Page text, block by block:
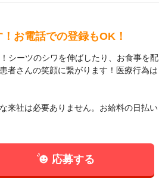
お電話での登録もOK！
シーツのシワを伸ばしたり、お食事を配
者さんの笑顔に繋がります！医療行為は
来社は必要ありません。お給料の日払い
応募する